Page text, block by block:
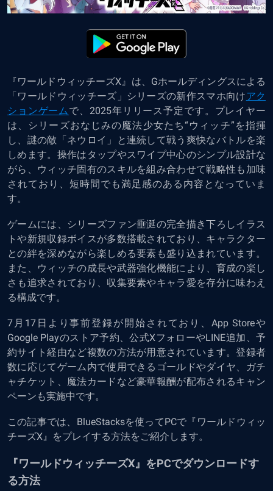
『ワールドウィッチーズX』は、Gホールディングスによる
「ワールドウィッチーズ」シリーズの新作スマホ向けアク
ションゲームで、2025年リリース予定です。プレイヤー
は、シリーズおなじみの魔法少女たち“ウィッチ”を指揮
し、謎の敵「ネウロイ」と連続して戦う爽快なバトルを楽
しめます。操作はタップやスワイプ中心のシンプル設計な
がら、ウィッチ固有のスキルを組み合わせて戦略性も加味
されており、短時間でも満足感のある内容となっていま
す。
ゲームには、シリーズファン垂涎の完全描き下ろしイラス
トや新規収録ボイスが多数搭載されており、キャラクター
との絆を深めながら楽しめる要素も盛り込まれています。
また、ウィッチの成長や武器強化機能により、育成の楽し
さも追求されており、収集要素やキャラ愛を存分に味わえ
る構成です。
7月17日より事前登録が開始されており、App Storeや
Google Playのストア予約、公式XフォローやLINE追加、予
約サイト経由など複数の方法が用意されています。登録者
数に応じてゲーム内で使用できるゴールドやダイヤ、ガチ
ャチケット、魔法カードなど豪華報酬が配布されるキャン
ペーンも実施中です。
この記事では、BlueStacksを使ってPCで『ワールドウィッ
チーズX』をプレイする方法をご紹介します。
『ワールドウィッチーズX』をPCでダウンロードす
る方法